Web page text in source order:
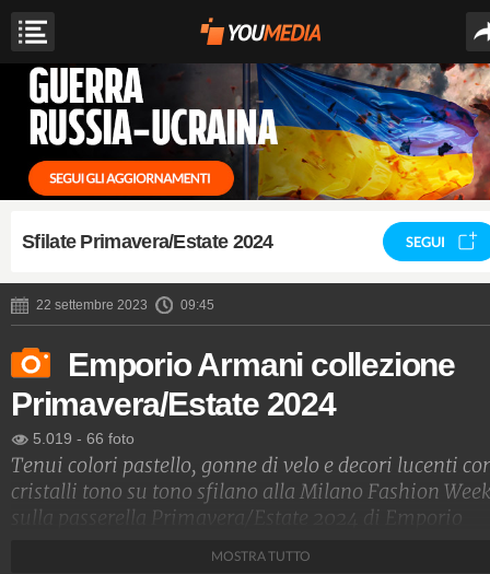
Sfilate Primavera/Estate 2024 SEGUI
22 settembre 2023 09:45
Emporio Armani collezione
Primavera/Estate 2024
5.019 - 66 foto
Tenui colori pastello, gonne di velo e decori lucenti
cristalli tono su tono sfilano alla Milano Fashion Week
sulla passerella Primavera/Estate 2024 di Emporio
MOSTRA TUTTO